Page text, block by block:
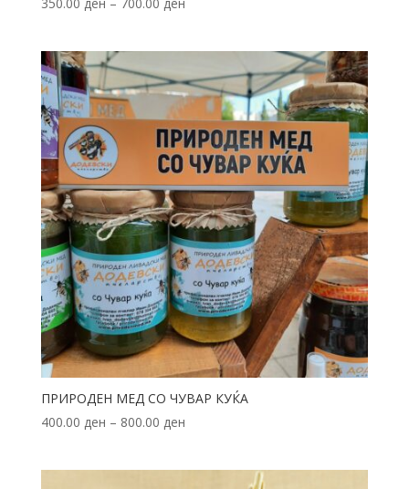
ПРИРОДЕН МЕД СО ЧУВАР КУЌА
400.00 ден – 800.00 ден